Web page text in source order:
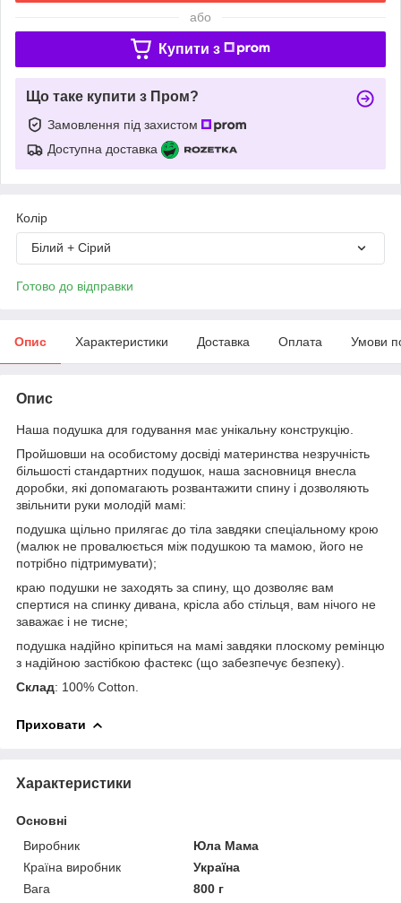
або
Купити з
Що таке купити з Пром?
Замовлення під захистом
Доступна доставка
Колір
Білий + Сірий
Готово до відправки
Опис Характеристики Доставка Оплата Умови
Опис
Наша подушка для годування має унікальну конструкцію.
Пройшовши на особистому досвіді материнства незручність
більшості стандартних подушок, наша засновниця внесла
доробки, які допомагають розвантажити спину і дозволяють
звільнити руки молодій мамі:
подушка щільно прилягає до тіла завдяки спеціальному крою
(малюк не провалюється між подушкою та мамою, його не
потрібно підтримувати);
краю подушки не заходять за спину, що дозволяє вам
спертися на спинку дивана, крісла або стільця, вам нічого не
заважає і не тисне;
подушка надійно кріпиться на мамі завдяки плоскому ремінцю
з надійною застібкою фастекс (що забезпечує безпеку).
Склад: 100% Cotton.
Приховати
Характеристики
Основні
Виробник
Юла Мама
Країна виробник
Україна
Вага
800 г